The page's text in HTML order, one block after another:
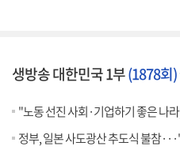
생방송 대한민국 1부(1878회)
"노동 선진 사회·기업하기 좋은 나
정부, 일본 사도광산 추도식 불참